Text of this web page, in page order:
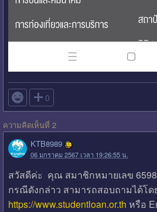
 0
ความคิดเห็นที่ 2
KTB8989
06 มกราคม 2567 เวลา 19:26:55 น.
สวัสดีค่ะ คุณ สมาชิกหมายเลข
กรณีดังกล่าว สามารถสอบถามได้โด
https://www.studentloan.or.th หรือ